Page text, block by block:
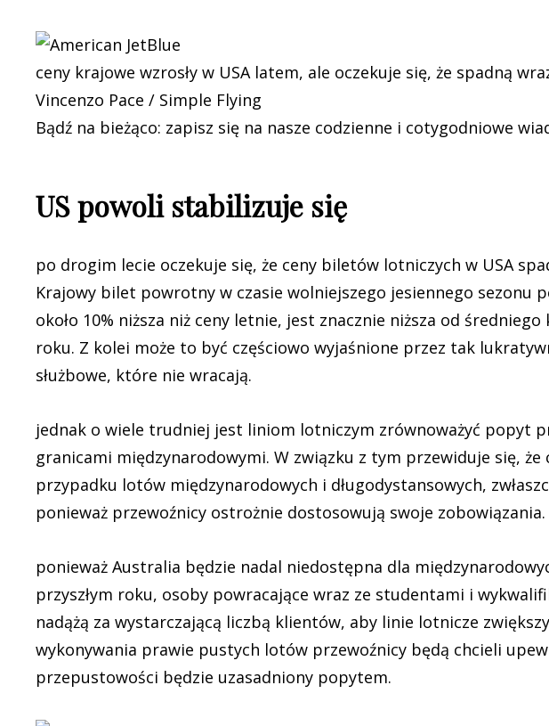
ceny krajowe wzrosły w USA latem, ale oczekuje się, że spadną
Vincenzo Pace / Simple Flying
Bądź na bieżąco: zapisz się na nasze codzienne i cotygodniowe
US powoli stabilizuje się
po drogim lecie oczekuje się, że ceny biletów lotniczych w USA
Krajowy bilet powrotny w czasie wolniejszego jesiennego sezonu
około 10% niższa niż ceny letnie, jest znacznie niższa od
roku. Z kolei może to być częściowo wyjaśnione przez tak
służbowe, które nie wracają.
jednak o wiele trudniej jest liniom lotniczym zrównoważyć popyt
granicami międzynarodowymi. W związku z tym przewiduje się,
przypadku lotów międzynarodowych i długodystansowych,
ponieważ przewoźnicy ostrożnie dostosowują swoje zobowiązania.
ponieważ Australia będzie nadal niedostępna dla
przyszłym roku, osoby powracające wraz ze studentami i
nadążą za wystarczającą liczbą klientów, aby linie lotnicze
wykonywania prawie pustych lotów przewoźnicy będą chcieli
przepustowości będzie uzasadniony popytem.